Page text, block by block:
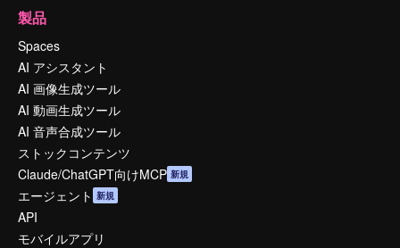
製品
Spaces
AI アシスタント
AI 画像生成ツール
AI 動画生成ツール
AI 音声合成ツール
ストックコンテンツ
Claude/ChatGPT向けMCP 新規
エージェント 新規
API
モバイルアプリ